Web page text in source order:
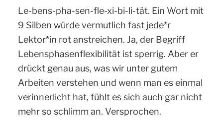
Le-bens-pha-sen-fle-xi-bi-li-tät. Ein Wort mit
9 Silben würde vermutlich fast jede*r
Lektor*in rot anstreichen. Ja, der Begriff
Lebensphasenflexibilität ist sperrig. Aber er
drückt genau aus, was wir unter gutem
Arbeiten verstehen und wenn man es einmal
verinnerlicht hat, fühlt es sich auch gar nicht
mehr so schlimm an. Versprochen.